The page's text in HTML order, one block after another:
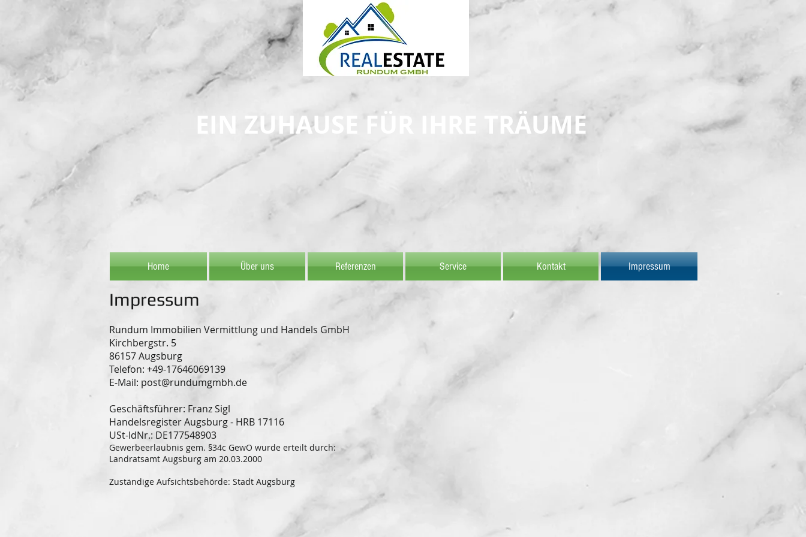
EIN ZUHAUSE FÜR IHRE TRÄUME
Home Über uns Referenzen Service Kontakt Impressum
Impressum
Rundum Immobilien Vermittlung und Handels GmbH
Kirchbergstr. 5
86157 Augsburg
Telefon: +49-17646069139
E-Mail: post@rundumgmbh.de
Geschäftsführer: Franz Sigl
Handelsregister Augsburg - HRB 17116
USt-IdNr.: DE177548903
Gewerbeerlaubnis gem. §34c GewO wurde erteilt durch:
Landratsamt Augsburg am 20.03.2000
Zuständige Aufsichtsbehörde: Stadt Augsburg